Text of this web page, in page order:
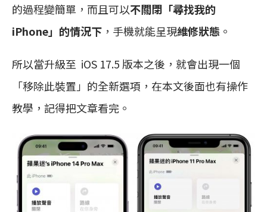
的過程變簡單，而且可以不關閉「尋找我的
iPhone」的情況下 ，手機就能呈現維修狀態 。
所以當升級至 iOS 17.5 版本之後，就會出現一個
「移除此裝置」的全新選項，在本文後面也有操作
教學，記得把文章看完。